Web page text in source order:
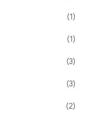
(1)
(1)
(3)
(3)
(2)